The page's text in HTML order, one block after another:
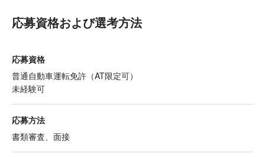
応募資格および選考方法
応募資格
普通自動車運転免許（AT限定可）
未経験可
応募方法
書類審査、面接